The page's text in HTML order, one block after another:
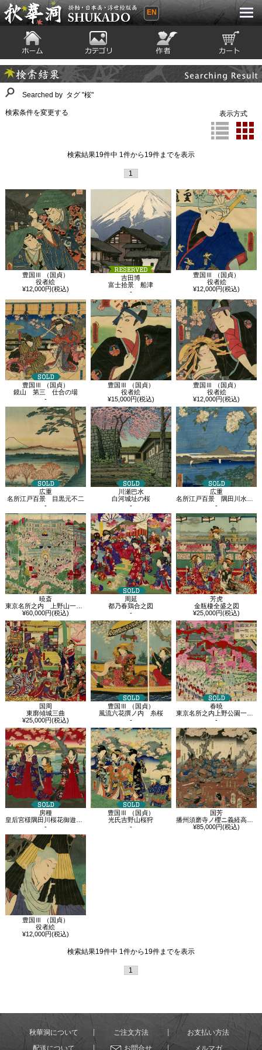
秋華洞 SHUKADO 掛軸・日本画・浮世
EN
ホーム カテゴリ 絵師 カート
検索結果
Searched by タグ "桜"
検索条件を変更する 表示方式
検索結果19件中 1件から19件までを表示
1
豊国Ⅲ （国貞）
役者絵
¥12,000円(税込)
吉田博
富士拾景 船津
-
豊国Ⅲ （国貞）
役者絵
¥12,000円(税込)
豊国Ⅲ （国貞）
鏡山 第三 仕合の場
-
豊国Ⅲ （国貞）
役者絵
¥15,000円(税込)
豊国Ⅲ （国貞）
役者絵
¥12,000円(税込)
広重
名所江戸百景 目黒元不二
-
川瀬巴水
白河城址の桜
-
広重
名所江戸百景 隅田川水神の森真崎
-
暁斎
東京名所之内 上野山一覧之図
¥60,000円(税込)
周延
都乃春鶏合之図
-
芳虎
金瓶棲全盛之図
¥25,000円(税込)
国周
東廓傾城三曲
¥25,000円(税込)
豊国Ⅲ （国貞）
風流六花撰ノ内 糸桜
-
春暁
東京名所之内上野公園一覧之図
-
房種
皇后宮様隅田川桜花御遊覧之図
-
豊国Ⅲ （国貞）
光氏吉野山桜狩
-
国芳
播州須磨寺ノ櫻ニ義経高札ヲ立ル図
¥85,000円(税込)
豊国Ⅲ （国貞）
役者絵
¥12,000円(税込)
検索結果19件中 1件から19件までを表示
1
秋華洞について ご注文方法
お支払い方法
配送について
お問合せ メルマガ